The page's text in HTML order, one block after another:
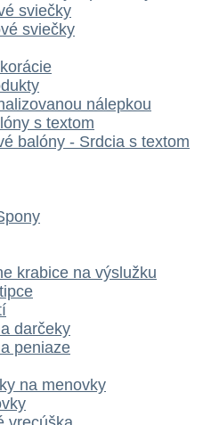
sviečky
sviečky
nálepkou
s textom
balóny - Srdcia s textom
krabice na výslužku
darčeky
peniaze
na menovky